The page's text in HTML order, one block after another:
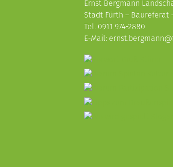
Ernst Bergmann
Stadt Fürth – Baureferat
Tel. 0911 974-2880
E-Mail: